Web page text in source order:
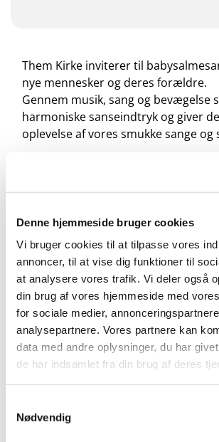
Denne hjemmeside bruger cookies
Vi bruger cookies til at tilpasse vores
annoncer, til at vise dig funktioner til
at analysere vores trafik. Vi deler også
din brug af vores hjemmeside med
for sociale medier,
analysepartnere. Vores partnere kan
data med andre oplysninger, du har
de har indsamlet fra din brug af deres
Nødvendig
Them Kirke inviterer til
nye mennesker og deres forældre.
Gennem musik, sang og bevægelse
harmoniske sanseindtryk og giver
oplevelse af vores smukke sange og
Med tørklæder, vifter, små
sjov vækker vi deres
og trygt rum.
Vi holder babysalmesang i ca. 30-40
derefter er der lidt juice, frugt og
Medbring venligst en dyne eller et
Babysalmesangen ledes af kirkens
og Jost og kirke- og
For spørgsmål: